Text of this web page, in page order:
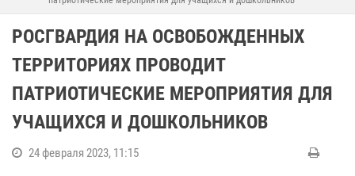
РОСГВАРДИЯ НА ОСВОБОЖДЕННЫХ
ТЕРРИТОРИЯХ ПРОВОДИТ
ПАТРИОТИЧЕСКИЕ МЕРОПРИЯТИЯ ДЛЯ
УЧАЩИХСЯ И ДОШКОЛЬНИКОВ
24 февраля 2023, 11:15